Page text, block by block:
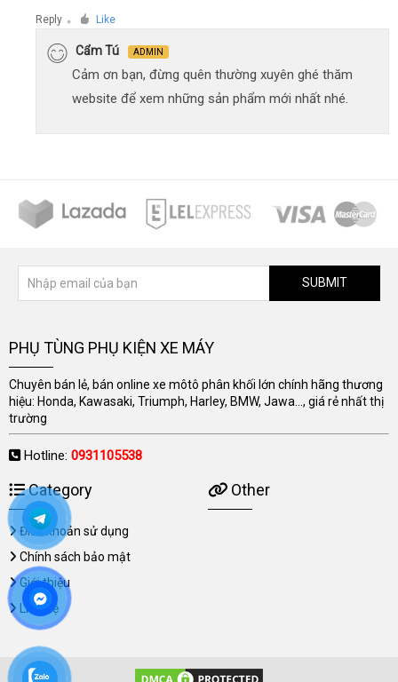
Reply ● Like
Cẩm Tú ADMIN
Cảm ơn bạn, đừng quên thường xuyên ghé thăm
website để xem những sản phẩm mới nhất nhé.
SUBMIT
PHỤ TÙNG PHỤ KIỆN XE MÁY
Chuyên bán lẻ, bán online xe môtô phân khối lớn chính hãng thương
hiệu: Honda, Kawasaki, Triumph, Harley, BMW, Jawa..., giá rẻ nhất thị
trường
Hotline: 0931105538
Category
Điều khoản sử dụng
Chính sách bảo mật
Giới thiệu
Liên hệ
Other